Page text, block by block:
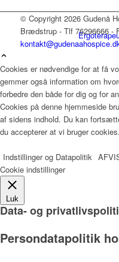
Sekretær
Læger
Hospicefilosofi og
© Copyright 2026 Gudenå
Brædstrup - Tlf 76296666 -
Cookies er nødvendige for at få
gemmer også information om
forbedre den både for dig og for
Cookies på denne hjemmeside
af sidens indhold. Du kan
du accepterer at vi bruger cookies.
Indstillinger og Datapolitik
Cookie indstillinger
Luk
Data- og
Persondatapolitik